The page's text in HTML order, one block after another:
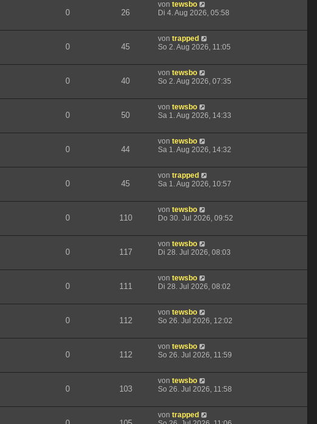
0 26
von tewsbo
Di 4. Aug 2026, 05:58
0 45
von trapped
So 2. Aug 2026, 11:05
0 40
von tewsbo
So 2. Aug 2026, 07:35
0 50
von tewsbo
Sa 1. Aug 2026, 14:33
0 44
von tewsbo
Sa 1. Aug 2026, 14:32
0 45
von trapped
Sa 1. Aug 2026, 10:57
0 110
von tewsbo
Do 30. Jul 2026, 09:52
0 117
von tewsbo
Di 28. Jul 2026, 08:03
0 111
von tewsbo
Di 28. Jul 2026, 08:02
0 112
von tewsbo
So 26. Jul 2026, 12:02
0 112
von tewsbo
So 26. Jul 2026, 11:59
0 103
von tewsbo
So 26. Jul 2026, 11:58
von trapped